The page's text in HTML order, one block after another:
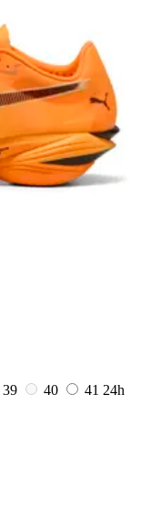
39 40 41 24h